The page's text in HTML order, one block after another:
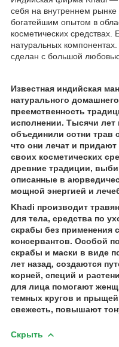
себя на внутреннем
богатейшим опытом в
косметических средствах.
натуральных
сделан с большой
Известная индийская
натурального
преемственность
исполнении. Тысячи
объединили сотни трав
что они лечат и
своих косметических
древние традиции,
описанные в
мощной энергией и
Khadi производит
для тела, средства по
скрабы без применения
консервантов. Особой
скрабы и маски в виде
лет назад, создаются
корней, специй и
для лица помогают
темных кругов и
свежесть, повышают
Скрыть